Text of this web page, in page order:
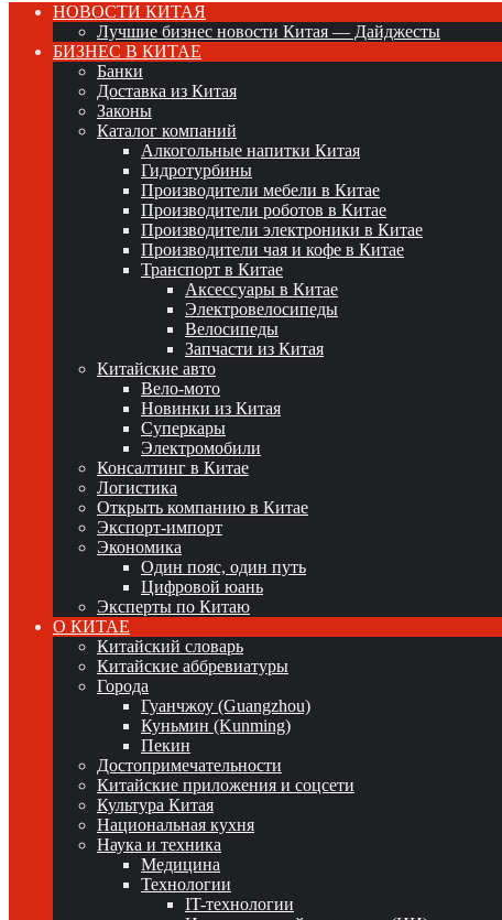
НОВОСТИ КИТАЯ
Лучшие бизнес новости Китая — Дайджесты
БИЗНЕС В КИТАЕ
Банки
Доставка из Китая
Законы
Каталог компаний
Алкогольные напитки Китая
Гидротурбины
Производители мебели в Китае
Производители роботов в Китае
Производители электроники в Китае
Производители чая и кофе в Китае
Транспорт в Китае
Аксессуары в Китае
Электровелосипеды
Велосипеды
Запчасти из Китая
Китайские авто
Вело-мото
Новинки из Китая
Суперкары
Электромобили
Консалтинг в Китае
Логистика
Открыть компанию в Китае
Экспорт-импорт
Экономика
Один пояс, один путь
Цифровой юань
Эксперты по Китаю
О КИТАЕ
Китайский словарь
Китайские аббревиатуры
Города
Гуанчжоу (Guangzhou)
Куньмин (Kunming)
Пекин
Достопримечательности
Китайские приложения и соцсети
Культура Китая
Национальная кухня
Наука и техника
Медицина
Технологии
IT-технологии